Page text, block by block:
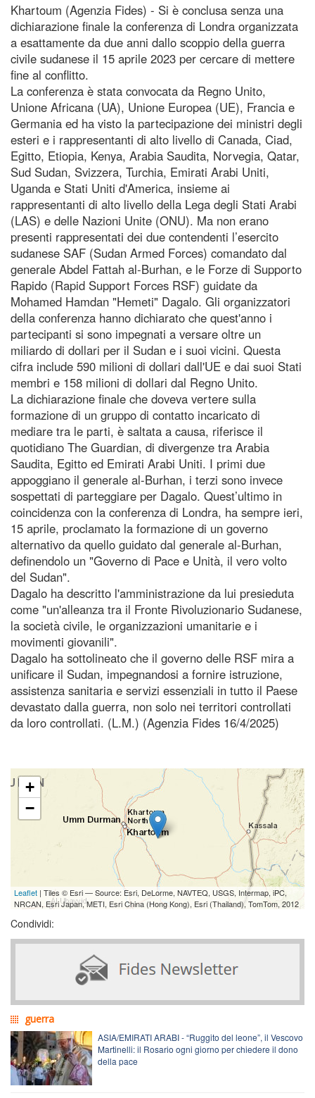
Khartoum (Agenzia Fides) - Si è conclusa senza una
dichiarazione finale la conferenza di Londra organizzata
a esattamente da due anni dallo scoppio della guerra
civile sudanese il 15 aprile 2023 per cercare di mettere
fine al conflitto.
La conferenza è stata convocata da Regno Unito,
Unione Africana (UA), Unione Europea (UE), Francia e
Germania ed ha visto la partecipazione dei ministri degli
esteri e i rappresentanti di alto livello di Canada, Ciad,
Egitto, Etiopia, Kenya, Arabia Saudita, Norvegia, Qatar,
Sud Sudan, Svizzera, Turchia, Emirati Arabi Uniti,
Uganda e Stati Uniti d'America, insieme ai
rappresentanti di alto livello della Lega degli Stati Arabi
(LAS) e delle Nazioni Unite (ONU). Ma non erano
presenti rappresentati dei due contendenti l’esercito
sudanese SAF (Sudan Armed Forces) comandato dal
generale Abdel Fattah al-Burhan, e le Forze di Supporto
Rapido (Rapid Support Forces RSF) guidate da
Mohamed Hamdan "Hemeti" Dagalo. Gli organizzatori
della conferenza hanno dichiarato che quest'anno i
partecipanti si sono impegnati a versare oltre un
miliardo di dollari per il Sudan e i suoi vicini. Questa
cifra include 590 milioni di dollari dall'UE e dai suoi Stati
membri e 158 milioni di dollari dal Regno Unito.
La dichiarazione finale che doveva vertere sulla
formazione di un gruppo di contatto incaricato di
mediare tra le parti, è saltata a causa, riferisce il
quotidiano The Guardian, di divergenze tra Arabia
Saudita, Egitto ed Emirati Arabi Uniti. I primi due
appoggiano il generale al-Burhan, i terzi sono invece
sospettati di parteggiare per Dagalo. Quest’ultimo in
coincidenza con la conferenza di Londra, ha sempre ieri,
15 aprile, proclamato la formazione di un governo
alternativo da quello guidato dal generale al-Burhan,
definendolo un "Governo di Pace e Unità, il vero volto
del Sudan".
Dagalo ha descritto l'amministrazione da lui presieduta
come "un'alleanza tra il Fronte Rivoluzionario Sudanese,
la società civile, le organizzazioni umanitarie e i
movimenti giovanili".
Dagalo ha sottolineato che il governo delle RSF mira a
unificare il Sudan, impegnandosi a fornire istruzione,
assistenza sanitaria e servizi essenziali in tutto il Paese
devastato dalla guerra, non solo nei territori controllati
da loro controllati. (L.M.) (Agenzia Fides 16/4/2025)
+
−
Leaflet | Tiles © Esri — Source: Esri, DeLorme, NAVTEQ, USGS, Intermap, iPC,
NRCAN, Esri Japan, METI, Esri China (Hong Kong), Esri (Thailand), TomTom, 2012
Condividi:
guerra
ASIA/EMIRATI ARABI - “Ruggito del leone”, il Vescovo
Martinelli: il Rosario ogni giorno per chiedere il dono
della pace